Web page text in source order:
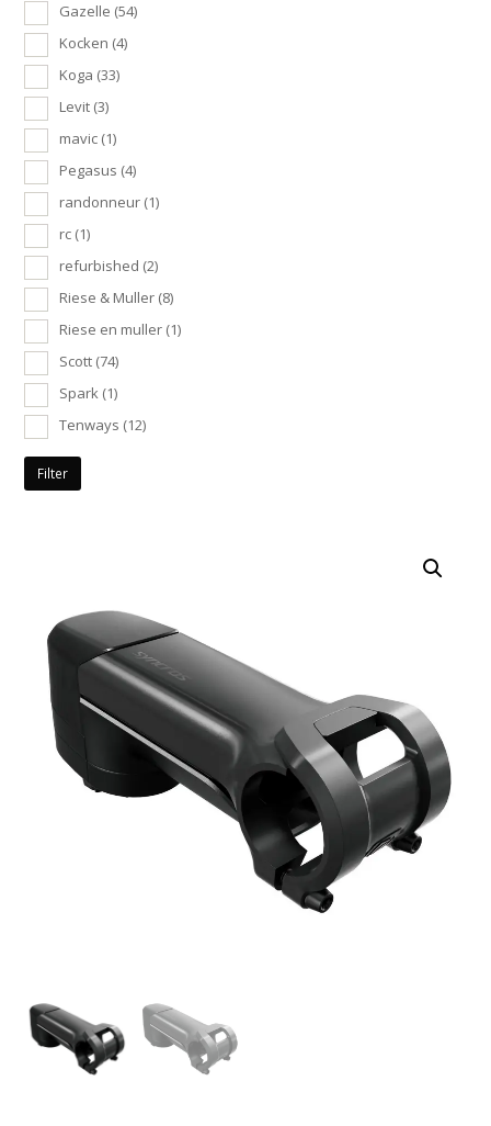
Gazelle (54)
Kocken (4)
Koga (33)
Levit (3)
mavic (1)
Pegasus (4)
randonneur (1)
rc (1)
refurbished (2)
Riese & Muller (8)
Riese en muller (1)
Scott (74)
Spark (1)
Tenways (12)
Filter